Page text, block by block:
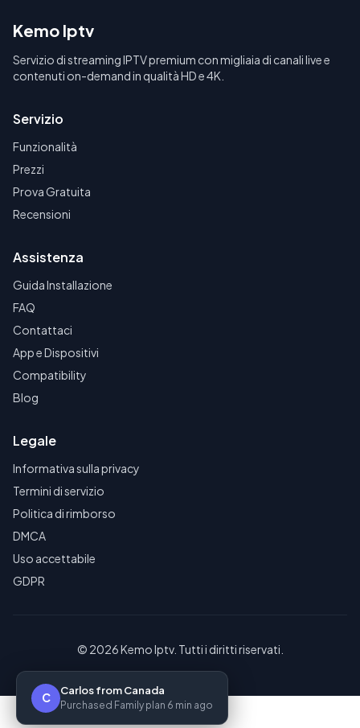
Kemo Iptv
Servizio di streaming IPTV premium con migliaia di canali live e
contenuti on-demand in qualità HD e 4K.
Servizio
Funzionalità
Prezzi
Prova Gratuita
Recensioni
Assistenza
Guida Installazione
FAQ
Contattaci
App e Dispositivi
Compatibility
Blog
Legale
Informativa sulla privacy
Termini di servizio
Politica di rimborso
DMCA
Uso accettabile
GDPR
© 2026 Kemo Iptv. Tutti i diritti riservati.
C Carlos from Canada
Purchased Family plan 6 min ago